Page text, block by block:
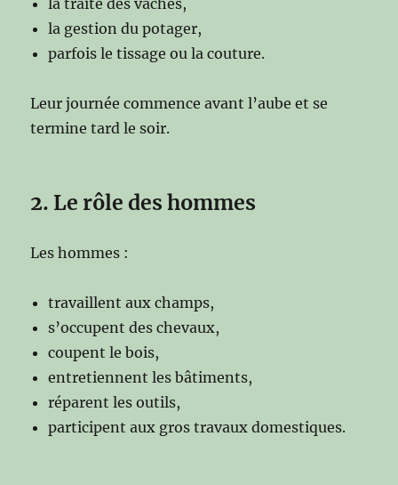
la gestion du potager,
parfois le tissage ou la couture.
Leur journée commence avant l’aube et se
termine tard le soir.
2. Le rôle des hommes
Les hommes :
travaillent aux champs,
s’occupent des chevaux,
coupent le bois,
entretiennent les bâtiments,
réparent les outils,
participent aux gros travaux domestiques.